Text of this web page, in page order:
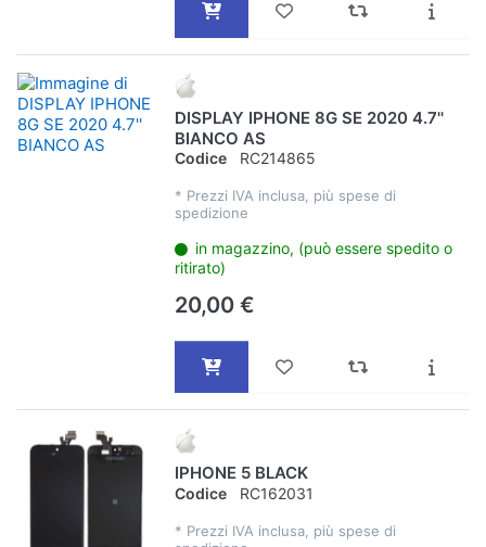
DISPLAY IPHONE 8G SE 2020 4.7''
BIANCO AS
Codice RC214865
* Prezzi IVA inclusa, più spese di
spedizione
in magazzino, (può essere spedito o
ritirato)
20,00 €
IPHONE 5 BLACK
Codice RC162031
* Prezzi IVA inclusa, più spese di